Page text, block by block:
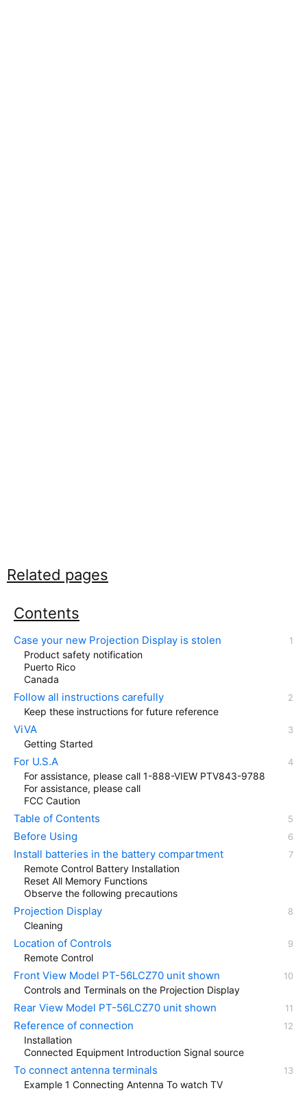
Related pages
Contents
Case your new Projection Display is stolen
Product safety notification
Puerto Rico
Canada
Follow all instructions carefully
Keep these instructions for future reference
ViVA
Getting Started
For U.S.A
For assistance, please call 1-888-VIEW PTV843-9788
For assistance, please call
FCC Caution
Table of Contents
Before Using
Install batteries in the battery compartment
Remote Control Battery Installation
Reset All Memory Functions
Observe the following precautions
Projection Display
Cleaning
Location of Controls
Remote Control
Front View Model PT-56LCZ70 unit shown
Controls and Terminals on the Projection Display
Rear View Model PT-56LCZ70 unit shown
Reference of connection
Installation
Connected Equipment Introduction Signal source
To connect antenna terminals
Example 1 Connecting Antenna To watch TV